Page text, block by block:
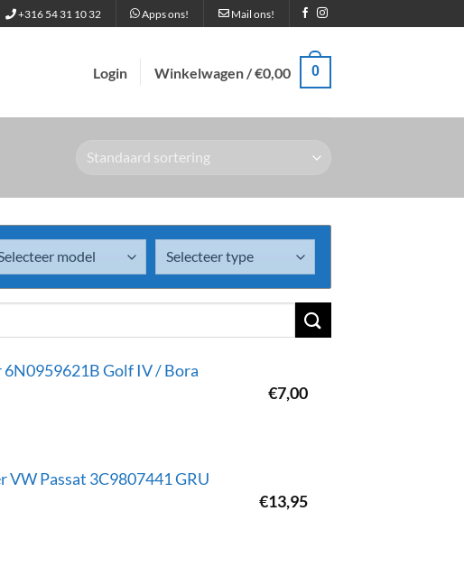
+316 54 31 10 32 Apps ons! Mail ons!
Login Winkelwagen /€0,00 0
Golf IV / Bora
€7,00
VW Passat 3C9807441 GRU
€13,95